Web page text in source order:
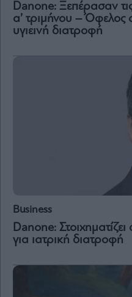
Danone: Ξεπέρασαν
α’ τριμήνου –
υγιεινή διατροφή
Business
Danone:
για ιατρική διατροφή